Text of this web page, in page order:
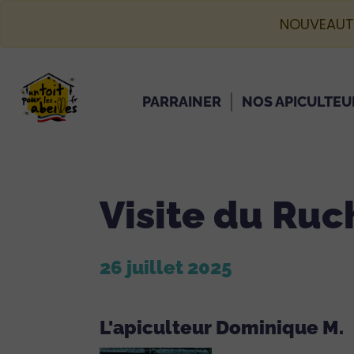
PARRAINER NOS
Visite du
26 juillet 2025
L'apiculteur Dominique M.